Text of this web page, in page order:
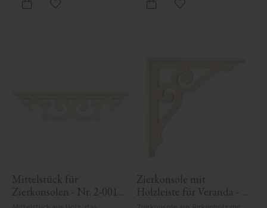
Zu Favoriten hinzufügen Zu Favoriten
Mittelstück für
Zierkonsolen - Nr. 2-001-
Zierkonsole mit
Holzleiste für Veranda -